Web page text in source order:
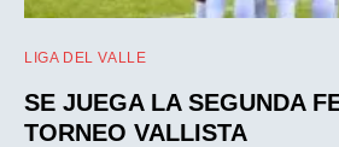
LIGA DEL VALLE
SE JUEGA LA SEGUNDA
TORNEO VALLISTA